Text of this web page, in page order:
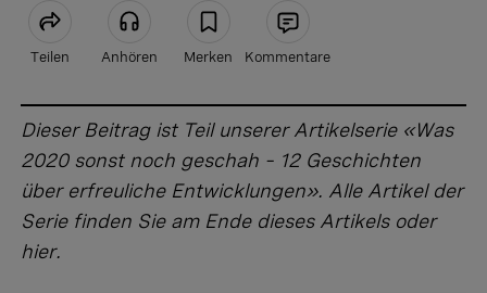
Teilen Anhören Merken Kommentare
Artikel teilen
Dieser Beitrag ist Teil unserer Artikelserie «Was
2020 sonst noch geschah – 12 Geschichten
über erfreuliche Entwicklungen». Alle Artikel der
Serie finden Sie am Ende dieses Artikels oder
hier.